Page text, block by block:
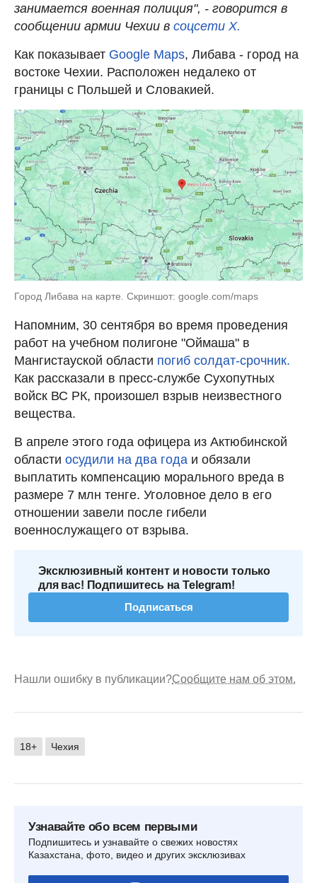
занимается военная полиция", - говорится в
сообщении армии Чехии в соцсети X.
Как показывает Google Maps, Либава - город на
востоке Чехии. Расположен недалеко от
границы с Польшей и Словакией.
Город Либава на карте. Скриншот: google.com/maps
Напомним, 30 сентября во время проведения
работ на учебном полигоне "Оймаша" в
Мангистауской области погиб солдат-срочник.
Как рассказали в пресс-службе Сухопутных
войск ВС РК, произошел взрыв неизвестного
вещества.
В апреле этого года офицера из Актюбинской
области осудили на два года и обязали
выплатить компенсацию морального вреда в
размере 7 млн тенге. Уголовное дело в его
отношении завели после гибели
военнослужащего от взрыва.
Эксклюзивный контент и новости только
для вас! Подпишитесь на Telegram!
Подписаться
Нашли ошибку в публикации?Сообщите нам об этом.
18+ Чехия
Узнавайте обо всем первыми
Подпишитесь и узнавайте о свежих новостях
Казахстана, фото, видео и других эксклюзивах